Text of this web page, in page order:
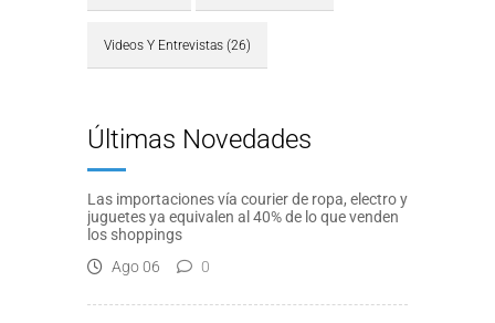
Videos Y Entrevistas (26)
Últimas Novedades
Las importaciones vía courier de ropa, electro y
juguetes ya equivalen al 40% de lo que venden
los shoppings
Ago 06
0